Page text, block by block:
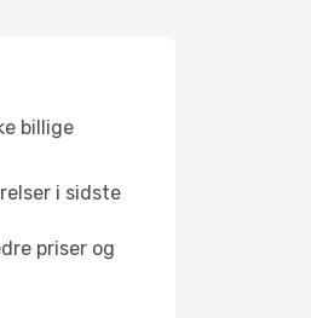
billige
i sidste
priser og